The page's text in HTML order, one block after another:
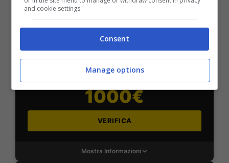
SNAI
50% sul deposito fino a 50€
1000€
VERIFICA
Mostra Informazioni
and cookie settings.
Consent
Manage options